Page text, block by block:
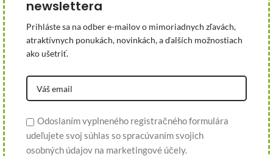
newslettera
Prihláste sa na odber e-mailov o mimoriadnych zľavách,
atraktívnych ponukách, novinkách, a ďalších možnostiach
ako ušetriť.
Odoslaním vyplneného registračného formulára
udeľujete svoj súhlas so spracúvaním svojich
osobných údajov na marketingové účely.